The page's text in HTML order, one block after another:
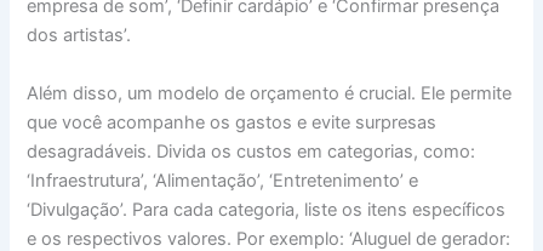
empresa de som’, ‘Definir cardápio’ e ‘Confirmar presença
dos artistas’.
Além disso, um modelo de orçamento é crucial. Ele permite
que você acompanhe os gastos e evite surpresas
desagradáveis. Divida os custos em categorias, como:
‘Infraestrutura’, ‘Alimentação’, ‘Entretenimento’ e
‘Divulgação’. Para cada categoria, liste os itens específicos
e os respectivos valores. Por exemplo: ‘Aluguel de gerador: